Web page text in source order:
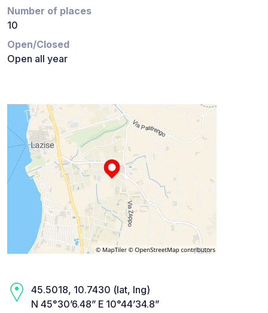
Number of places
10
Open/Closed
Open all year
45.5018, 10.7430 (lat, lng)
N 45°30’6.48” E 10°44’34.8”